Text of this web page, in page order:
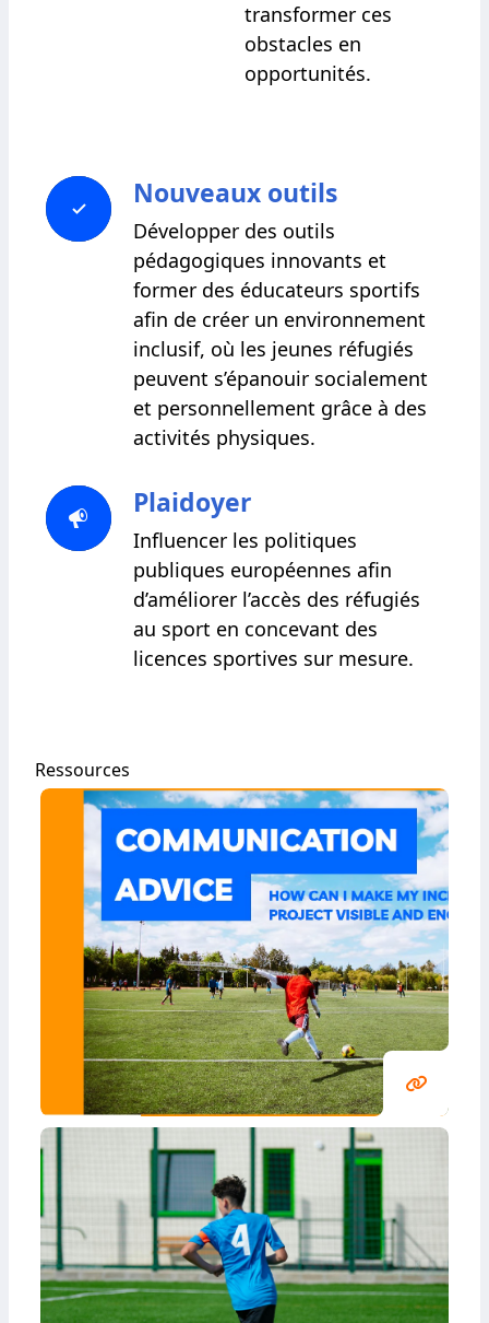
transformer ces
obstacles en
opportunités.
Nouveaux outils
Développer des outils
pédagogiques innovants et
former des éducateurs sportifs
afin de créer un environnement
inclusif, où les jeunes réfugiés
peuvent s’épanouir socialement
et personnellement grâce à des
activités physiques.
Plaidoyer
Influencer les politiques
publiques européennes afin
d’améliorer l’accès des réfugiés
au sport en concevant des
licences sportives sur mesure.
Ressources